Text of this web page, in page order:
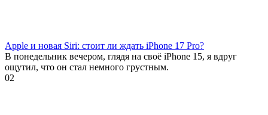
Apple и новая Siri: стоит ли ждать iPhone 17 Pro?
В понедельник вечером, глядя на своё iPhone 15, я вдруг
ощутил, что он стал немного грустным.
02